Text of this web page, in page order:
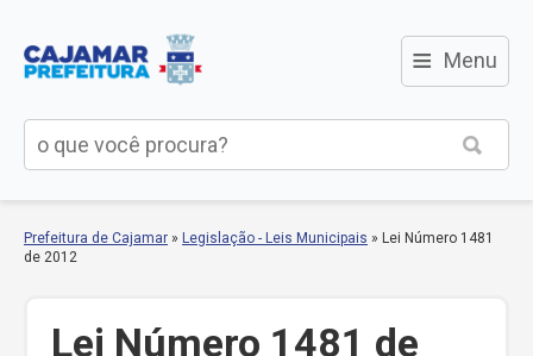
≡ Menu
Prefeitura de Cajamar » Legislação - Leis Municipais » Lei Número 1481
de 2012
Lei Número 1481 de